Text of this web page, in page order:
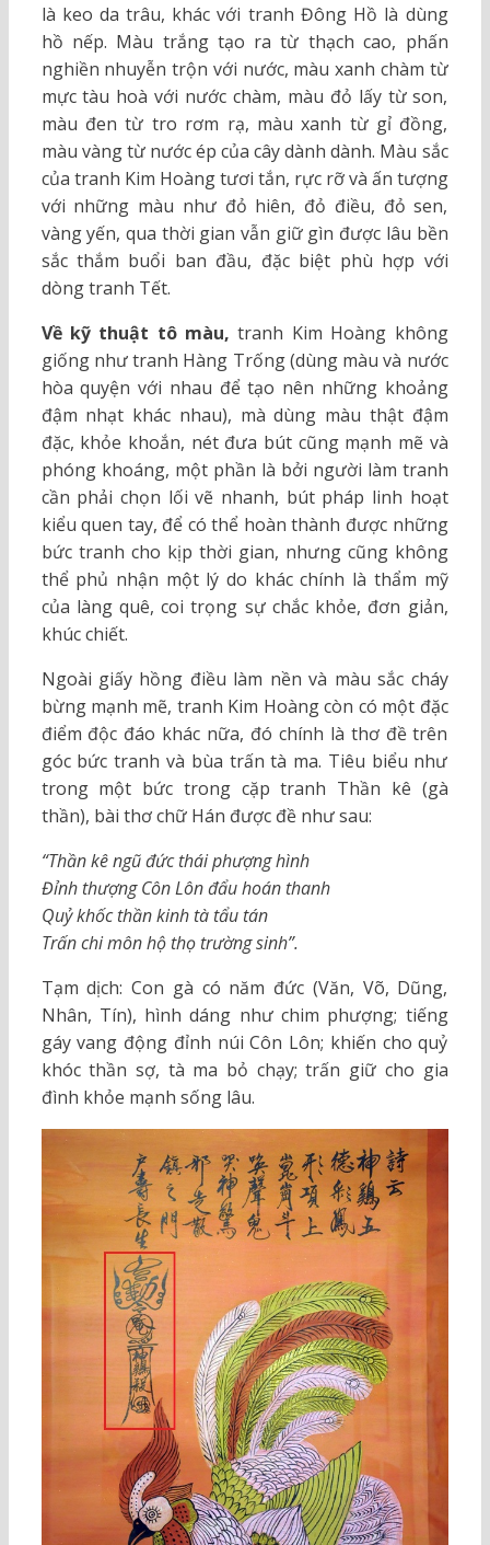
là keo da trâu, khác với tranh Đông Hồ là dùng
hồ nếp. Màu trắng tạo ra từ thạch cao, phấn
nghiền nhuyễn trộn với nước, màu xanh chàm từ
mực tàu hoà với nước chàm, màu đỏ lấy từ son,
màu đen từ tro rơm rạ, màu xanh từ gỉ đồng,
màu vàng từ nước ép của cây dành dành. Màu sắc
của tranh Kim Hoàng tươi tắn, rực rỡ và ấn tượng
với những màu như đỏ hiên, đỏ điều, đỏ sen,
vàng yến, qua thời gian vẫn giữ gìn được lâu bền
sắc thắm buổi ban đầu, đặc biệt phù hợp với
dòng tranh Tết.
Về kỹ thuật tô màu, tranh Kim Hoàng không
giống như tranh Hàng Trống (dùng màu và nước
hòa quyện với nhau để tạo nên những khoảng
đậm nhạt khác nhau), mà dùng màu thật đậm
đặc, khỏe khoắn, nét đưa bút cũng mạnh mẽ và
phóng khoáng, một phần là bởi người làm tranh
cần phải chọn lối vẽ nhanh, bút pháp linh hoạt
kiểu quen tay, để có thể hoàn thành được những
bức tranh cho kịp thời gian, nhưng cũng không
thể phủ nhận một lý do khác chính là thẩm mỹ
của làng quê, coi trọng sự chắc khỏe, đơn giản,
khúc chiết.
Ngoài giấy hồng điều làm nền và màu sắc cháy
bừng mạnh mẽ, tranh Kim Hoàng còn có một đặc
điểm độc đáo khác nữa, đó chính là thơ đề trên
góc bức tranh và bùa trấn tà ma. Tiêu biểu như
trong một bức trong cặp tranh Thần kê (gà
thần), bài thơ chữ Hán được đề như sau:
“Thần kê ngũ đức thái phượng hình
Đỉnh thượng Côn Lôn đẩu hoán thanh
Quỷ khốc thần kinh tà tẩu tán
Trấn chi môn hộ thọ trường sinh”.
Tạm dịch: Con gà có năm đức (Văn, Võ, Dũng,
Nhân, Tín), hình dáng như chim phượng; tiếng
gáy vang động đỉnh núi Côn Lôn; khiến cho quỷ
khóc thần sợ, tà ma bỏ chạy; trấn giữ cho gia
đình khỏe mạnh sống lâu.